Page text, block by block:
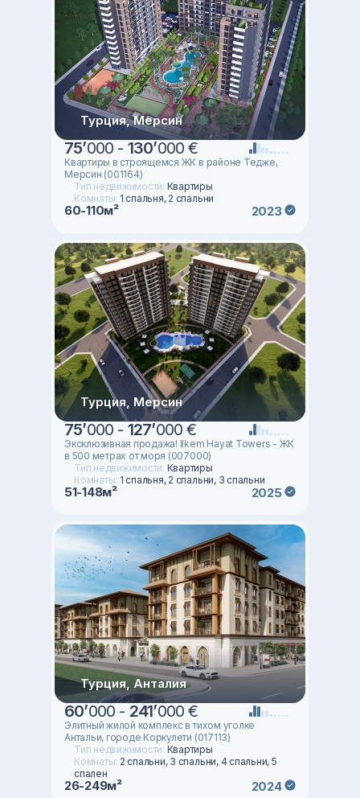
Турция, Мерсин
75’000 - 130’000 €
Квартиры в строящемся ЖК в районе Тедже,
Мерсин (001164)
Тип недвижимости: Квартиры
Комнаты: 1 спальня, 2 спальни
60-110м² 2023
Турция, Мерсин
75’000 - 127’000 €
Эксклюзивная продажа! Ilkem Hayat Towers - ЖК
в 500 метрах от моря (007000)
Тип недвижимости: Квартиры
Комнаты: 1 спальня, 2 спальни, 3 спальни
51-148м² 2025
Турция, Анталия
60’000 - 241’000 €
Элитный жилой комплекс в тихом уголке
Антальи, городе Коркулети (017113)
Тип недвижимости: Квартиры
Комнаты: 2 спальни, 3 спальни, 4 спальни, 5
спален
26-249м² 2024